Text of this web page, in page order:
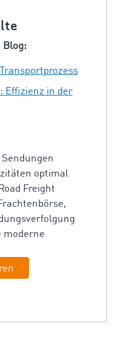
Blog:
Effizienz in der
optimal
Freight
moderne